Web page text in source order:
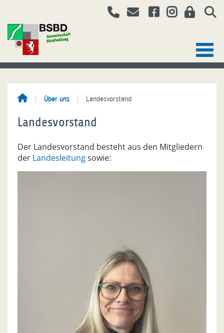
Über uns Landesvorstand
Landesvorstand
Der Landesvorstand besteht aus den Mitgliedern
der Landesleitungsowie: